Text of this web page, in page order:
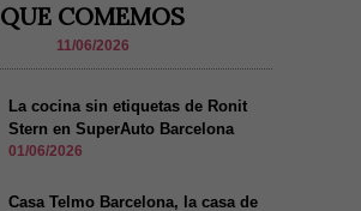
QUE COMEMOS
11/06/2026
La cocina sin etiquetas de Ronit
Stern en SuperAuto Barcelona
01/06/2026
Casa Telmo Barcelona, la casa de